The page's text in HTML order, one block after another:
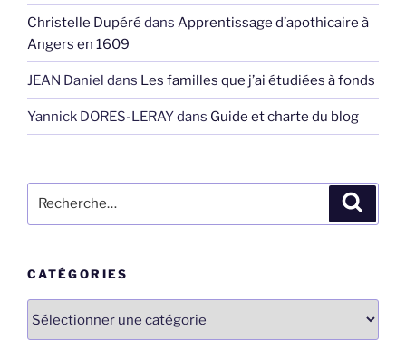
Christelle Dupéré dans Apprentissage d’apothicaire à
Angers en 1609
JEAN Daniel dans Les familles que j’ai étudiées à fonds
Yannick DORES-LERAYdans Guide et charte du blog
pour
CATÉGORIES